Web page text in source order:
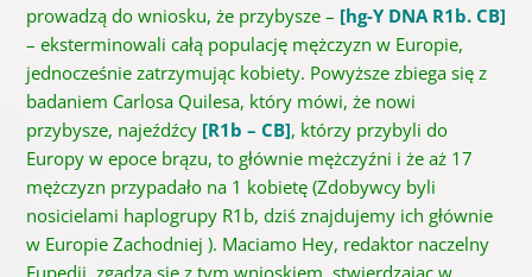
prowadzą do wniosku, że przybysze – [hg-Y DNA R1b. CB]
– eksterminowali całą populację mężczyzn w Europie,
jednocześnie zatrzymując kobiety. Powyższe zbiega się z
badaniem Carlosa Quilesa, który mówi, że nowi
przybysze, najeźdźcy [R1b – CB], którzy przybyli do
Europy w epoce brązu, to głównie mężczyźni i że aż 17
mężczyzn przypadało na 1 kobietę (Zdobywcy byli
nosicielami haplogrupy R1b, dziś znajdujemy ich głównie
w Europie Zachodniej ). Maciamo Hey, redaktor naczelny
Eupedii, zgadza się z tym wnioskiem, stwierdzając w